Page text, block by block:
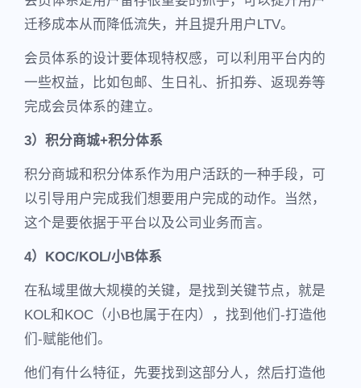
迁移成本从而降低流失，并且提升用户LTV。
会员体系的设计要体现特权感，可以利用平台内的
一些权益，比如包邮、生日礼、折扣券、返现券等
完成会员体系的建立。
3）积分商城+积分体系
积分商城和积分体系作为用户活跃的一种手段，可
以引导用户完成我们想要用户完成的动作。当然，
这个是要依据于平台以及公司业务而言。
4）KOC/KOL/小B体系
在私域里做大规模的关键，是找到关键节点，就是
KOL和KOC（小B也属于在内），找到他们-打造他
们-赋能他们。
他们有什么特征，先要找到这部分人，然后打造他